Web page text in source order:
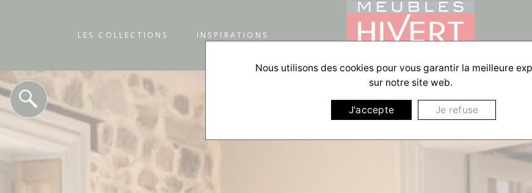
LES COLLECTIONS INSPIRATIONS
Nous utilisons des cookies pour vous garantir la meilleure
sur notre site web.
J'accepte Je refuse